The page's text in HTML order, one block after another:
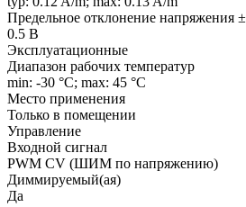
Предельное отклонение напряжения ±
0.5 В
Эксплуатационные
Диапазон рабочих температур
min: -30 °C; max: 45 °C
Место применения
Только в помещении
Управление
Входной сигнал
PWM СV (ШИМ по напряжению)
Диммируемый(ая)
Да